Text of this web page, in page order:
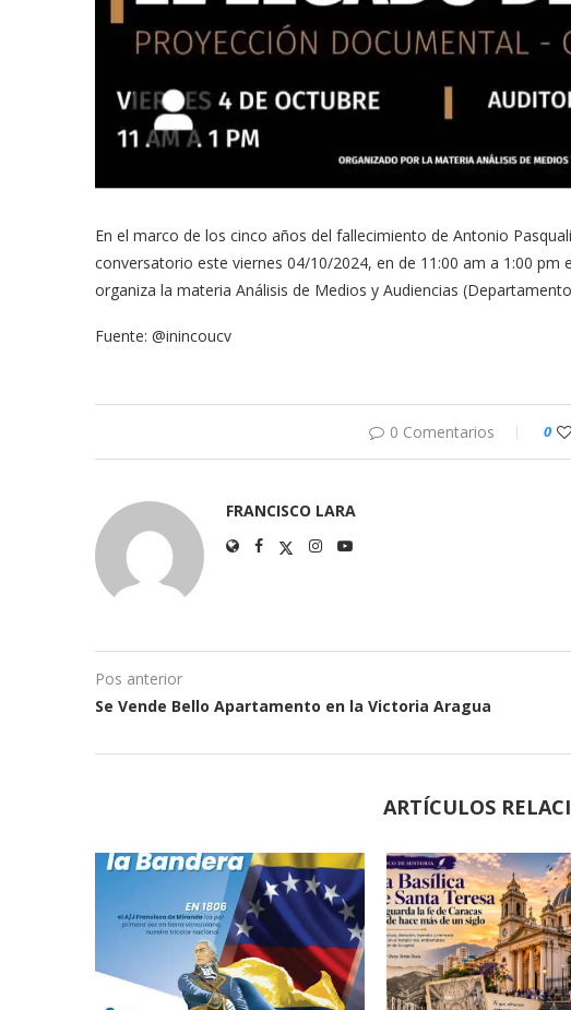
En el marco de los cinco años del fallecimiento de Antonio
conversatorio este viernes 04/10/2024, en de 11:00 am a 1:00 pm
organiza la materia Análisis de Medios y Audiencias
Fuente: @inincoucv
0 Comentarios 0
FRANCISCO LARA
Pos anterior
Se Vende Bello Apartamento en la Victoria Aragua
ARTÍCULOS